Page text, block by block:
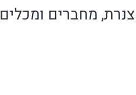
צנרת, מחברים ומכלים